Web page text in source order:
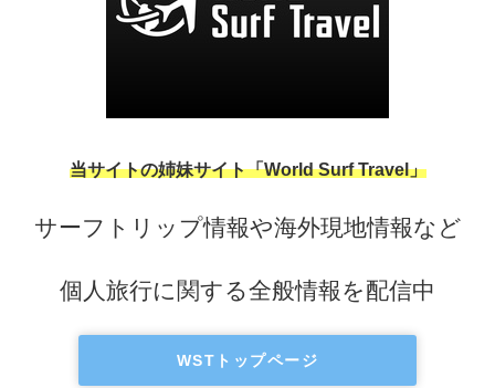
当サイトの姉妹サイト「World Surf Travel」
サーフトリップ情報や海外現地情報など
個人旅行に関する全般情報を配信中
WSTトップページ